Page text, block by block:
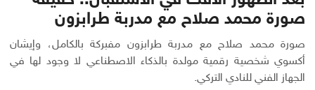
صورة محمد صلاح مع مدربة طرابزون
صورة محمد صلاح مع مدربة طرابزون مفبركة بالكامل، وإيشان
أكسوي شخصية رقمية مولدة بالذكاء الاصطناعي لا وجود لها في
الجهاز الفني للنادي التركي.